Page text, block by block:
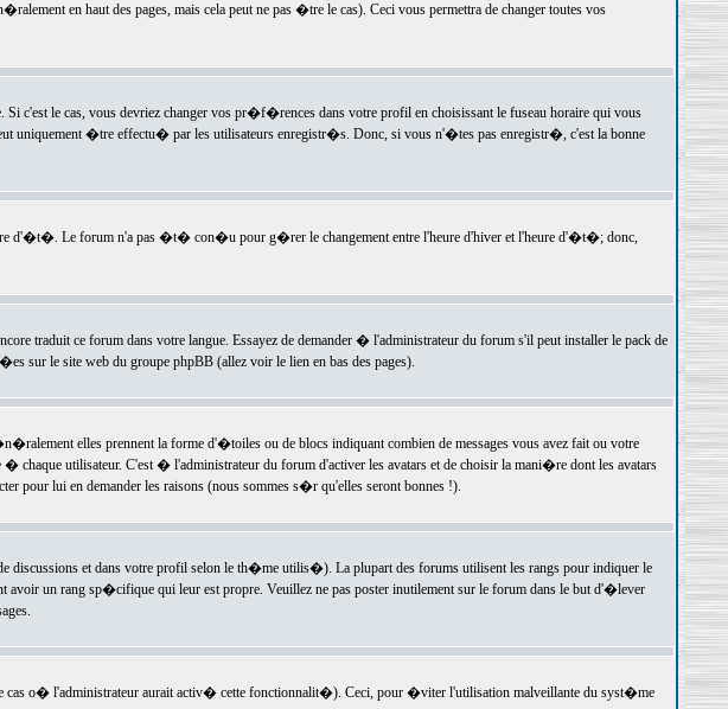
en haut des pages, mais cela peut ne pas �tre le cas). Ceci vous permettra de changer toutes vos
c'est le cas, vous devriez changer vos pr�f�rences dans votre profil en choisissant le fuseau horaire qui vous
uniquement �tre effectu� par les utilisateurs enregistr�s. Donc, si vous n'�tes pas enregistr�, c'est la bonne
d'�t�. Le forum n'a pas �t� con�u pour g�rer le changement entre l'heure d'hiver et l'heure d'�t�; donc,
traduit ce forum dans votre langue. Essayez de demander � l'administrateur du forum s'il peut installer le pack de
sur le site web du groupe phpBB (allez voir le lien en bas des pages).
elles prennent la forme d'�toiles ou de blocs indiquant combien de messages vous avez fait ou votre
utilisateur. C'est � l'administrateur du forum d'activer les avatars et de choisir la mani�re dont les avatars
pour lui en demander les raisons (nous sommes s�r qu'elles seront bonnes !).
discussions et dans votre profil selon le th�me utilis�). La plupart des forums utilisent les rangs pour indiquer le
avoir un rang sp�cifique qui leur est propre. Veuillez ne pas poster inutilement sur le forum dans le but d'�lever
o� l'administrateur aurait activ� cette fonctionnalit�). Ceci, pour �viter l'utilisation malveillante du syst�me